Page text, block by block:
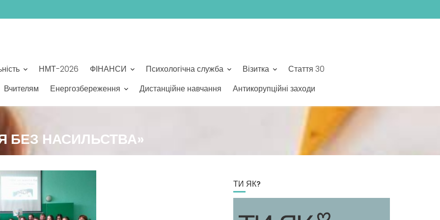
НМТ-2026 ФІНАНСИ Психологічна служба Візитка
Стаття 30
Вчителям Енергозбереження Дистанційне навчання Антикорупційні заходи
БЕЗ НАСИЛЬСТВА»
ТИ ЯК?